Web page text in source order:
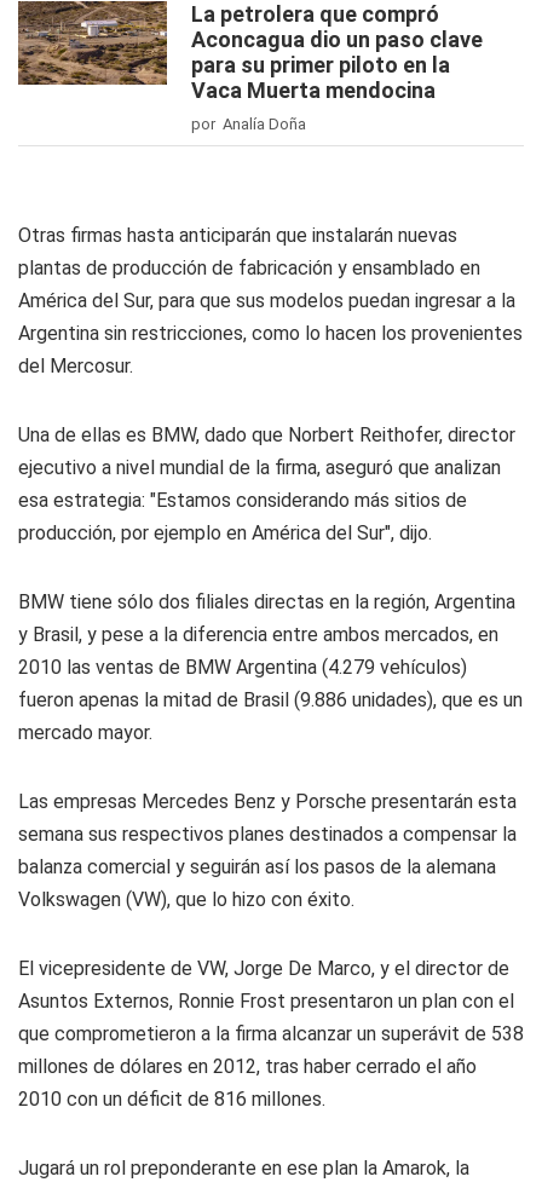
La petrolera que compró
Aconcagua dio un paso clave
para su primer piloto en la
Vaca Muerta mendocina
por Analía Doña
Otras firmas hasta anticiparán que instalarán nuevas
plantas de producción de fabricación y ensamblado en
América del Sur, para que sus modelos puedan ingresar a la
Argentina sin restricciones, como lo hacen los provenientes
del Mercosur.
Una de ellas es BMW, dado que Norbert Reithofer, director
ejecutivo a nivel mundial de la firma, aseguró que analizan
esa estrategia: "Estamos considerando más sitios de
producción, por ejemplo en América del Sur", dijo.
BMW tiene sólo dos filiales directas en la región, Argentina
y Brasil, y pese a la diferencia entre ambos mercados, en
2010 las ventas de BMW Argentina (4.279 vehículos)
fueron apenas la mitad de Brasil (9.886 unidades), que es un
mercado mayor.
Las empresas Mercedes Benz y Porsche presentarán esta
semana sus respectivos planes destinados a compensar la
balanza comercial y seguirán así los pasos de la alemana
Volkswagen (VW), que lo hizo con éxito.
El vicepresidente de VW, Jorge De Marco, y el director de
Asuntos Externos, Ronnie Frost presentaron un plan con el
que comprometieron a la firma alcanzar un superávit de 538
millones de dólares en 2012, tras haber cerrado el año
2010 con un déficit de 816 millones.
Jugará un rol preponderante en ese plan la Amarok, la